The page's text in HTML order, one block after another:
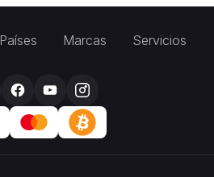
Países Marcas Servicios